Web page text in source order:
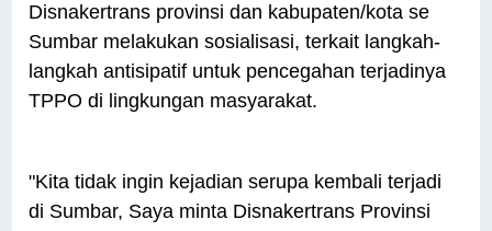
Disnakertrans provinsi dan kabupaten/kota se
Sumbar melakukan sosialisasi, terkait langkah-
langkah antisipatif untuk pencegahan terjadinya
TPPO di lingkungan masyarakat.
"Kita tidak ingin kejadian serupa kembali terjadi
di Sumbar, Saya minta Disnakertrans Provinsi